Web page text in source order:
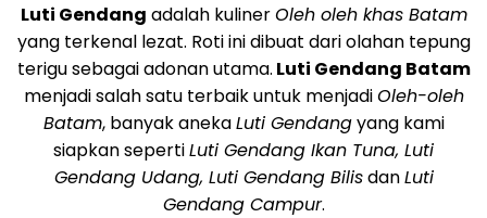
Luti Gendang adalah kulinerOleh oleh khas Batam
yang terkenal lezat. Roti ini dibuat dari olahan tepung
terigu sebagai adonan utama. Luti Gendang Batam
menjadi salah satu terbaik untuk menjadiOleh-oleh
Batam, banyak anekaLuti Gendangyang kami
siapkan sepertiLuti Gendang Ikan Tuna, Luti
Gendang Udang, Luti Gendang BilisdanLuti
Gendang Campur.